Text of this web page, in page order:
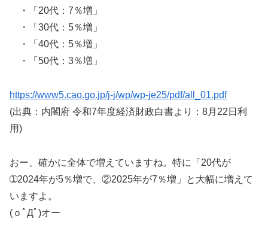
・「20代：7％増」
・「30代：5％増」
・「40代：5％増」
・「50代：3％増」
https://www5.cao.go.jp/j-j/wp/wp-je25/pdf/all_01.pdf
(出典：内閣府 令和7年度経済財政白書より：8月22日利
用)
おー、確かに全体で増えていますね。特に「20代が
➀2024年が5％増で、②2025年が7％増」と大幅に増えて
いますよ。
(ｏﾟДﾟ)オー